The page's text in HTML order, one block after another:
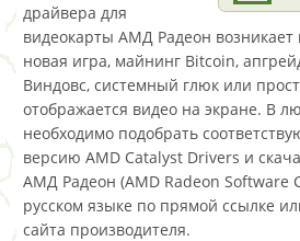
драйвера для
видеокарты АМД Радеон возникает
новая игра, майнинг Bitcoin,
Виндовс, системный глюк или
отображается видео на экране. В
необходимо подобрать
версию AMD Catalyst Drivers и
АМД Радеон (AMD Radeon Software
русском языке по прямой ссылке
сайта производителя.